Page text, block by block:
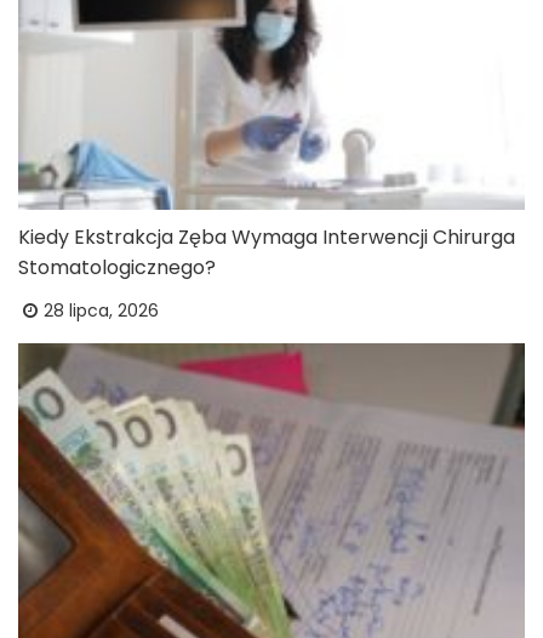
Kiedy Ekstrakcja Zęba Wymaga Interwencji Chirurga
Stomatologicznego?
28 lipca, 2026